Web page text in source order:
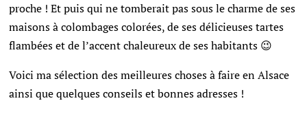
proche ! Et puis qui ne tomberait pas sous le charme de ses
maisons à colombages colorées, de ses délicieuses tartes
flambées et de l’accent chaleureux de ses habitants 😉
Voici ma sélection des meilleures choses à faire en Alsace
ainsi que quelques conseils et bonnes adresses !